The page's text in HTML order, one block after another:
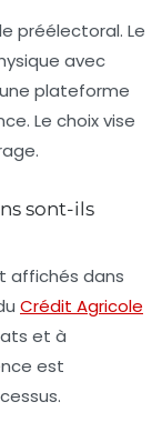
préélectoral. Le
avec
plateforme
Le choix vise
sont-ils
affichés dans
Crédit Agricole
et à
est